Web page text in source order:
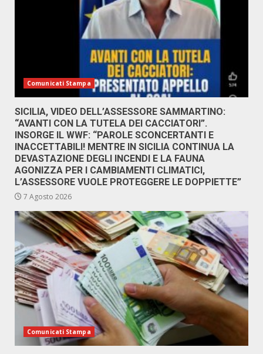
Comunicati Stampa
SICILIA, VIDEO DELL’ASSESSORE SAMMARTINO:
“AVANTI CON LA TUTELA DEI CACCIATORI”.
INSORGE IL WWF: “PAROLE SCONCERTANTI E
INACCETTABILI! MENTRE IN SICILIA CONTINUA LA
DEVASTAZIONE DEGLI INCENDI E LA FAUNA
AGONIZZA PER I CAMBIAMENTI CLIMATICI,
L’ASSESSORE VUOLE PROTEGGERE LE DOPPIETTE”
7 Agosto 2026
Comunicati Stampa